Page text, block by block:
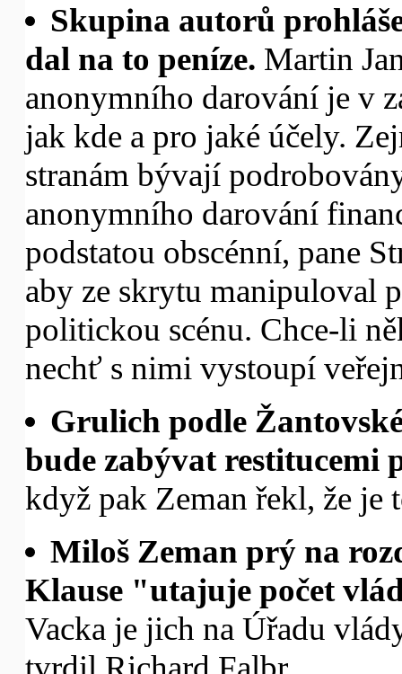
Skupina autorů
dal na to peníze. Martin
anonymního darování je v
jak kde a pro jaké účely.
stranám bývají
anonymního darování
podstatou obscénní, pane
aby ze skrytu manipuloval
politickou scénu. Chce-li
nechť s nimi vystoupí
Grulich podle
bude zabývat restitucemi
když pak Zeman řekl, že je
Miloš Zeman prý na
Klause "utajuje počet
Vacka je jich na Úřadu